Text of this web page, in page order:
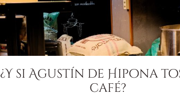
¿Y si Agustín de Hipona
café?